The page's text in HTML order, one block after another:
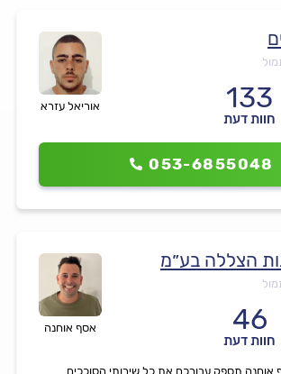
אוריאל עזרא 133
חוות דעת
053-6855048
אסף אוחנה
הצללה בע״מ
46
חוות דעת
אוחנה תספק עבורכם את כל שירותי הסוככים